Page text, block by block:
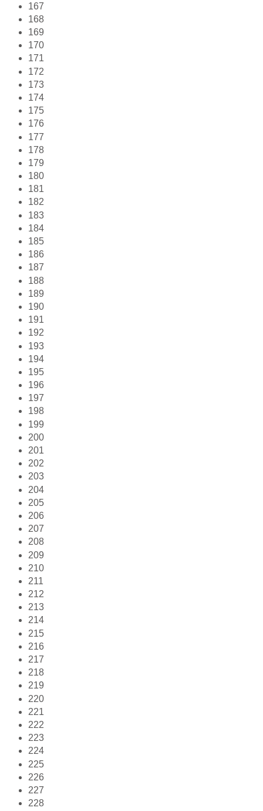
167
168
169
170
171
172
173
174
175
176
177
178
179
180
181
182
183
184
185
186
187
188
189
190
191
192
193
194
195
196
197
198
199
200
201
202
203
204
205
206
207
208
209
210
211
212
213
214
215
216
217
218
219
220
221
222
223
224
225
226
227
228